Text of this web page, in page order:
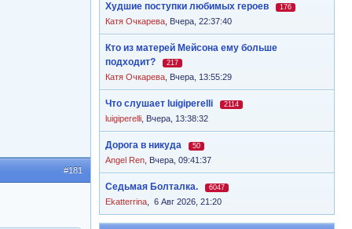
Худшие поступки любимых героев 176
Катя Очкарева Вчера, 22:37:40
Кто из матерей Мейсона ему больше
подходит?
217
Катя Очкарева Вчера, 13:55:29
Что слушает luigiperelli 2114
luigiperelli Вчера, 13:38:32
Дорога в никуда 50
Angel Ren Вчера, 09:41:37
Седьмая Болталка. 6047
Ekatterrina 6 Авг 2026, 21:20
#181